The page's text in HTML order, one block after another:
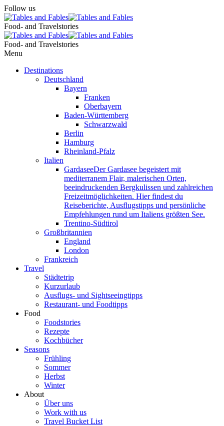
Follow us
Food- and Travelstories
Food- and Travelstories
Menu
Destinations
Deutschland
Bayern
Franken
Oberbayern
Baden-Württemberg
Schwarzwald
Berlin
Hamburg
Rheinland-Pfalz
Italien
GardaseeDer Gardasee begeistert mit
mediterranem Flair, malerischen Orten,
beeindruckenden Bergkulissen und zahlreichen
Freizeitmöglichkeiten. Hier findest du
Reiseberichte, Ausflugstipps und persönliche
Empfehlungen rund um Italiens größten See.
Trentino-Südtirol
Großbritannien
England
London
Frankreich
Travel
Städtetrip
Kurzurlaub
Ausflugs- und Sightseeingtipps
Restaurant- und Foodtipps
Food
Foodstories
Rezepte
Kochbücher
Seasons
Frühling
Sommer
Herbst
Winter
About
Über uns
Work with us
Travel Bucket List